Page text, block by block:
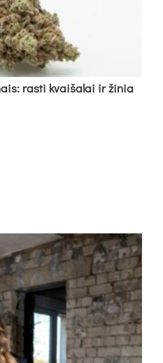
ras­ti kvai­ša­lai ir ži­nia